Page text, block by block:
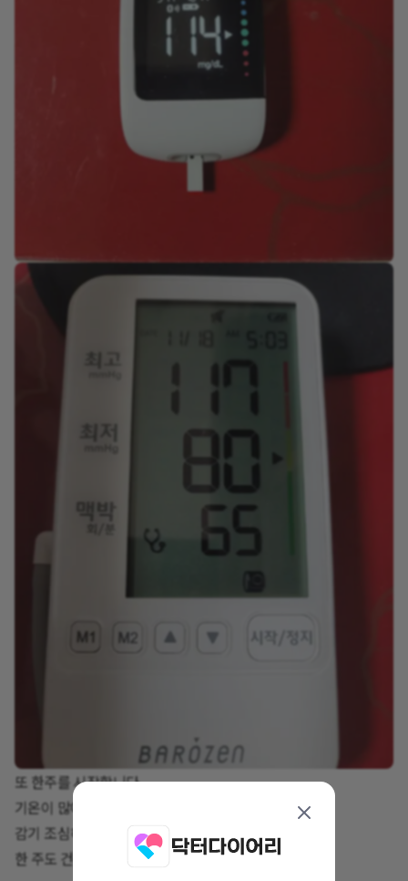
또 한주를 시작합니다.
기온이 많이 떨어졌 습니다.
감기 조심하시고
한 주도 건강하고 활기찬 한 주되세요.